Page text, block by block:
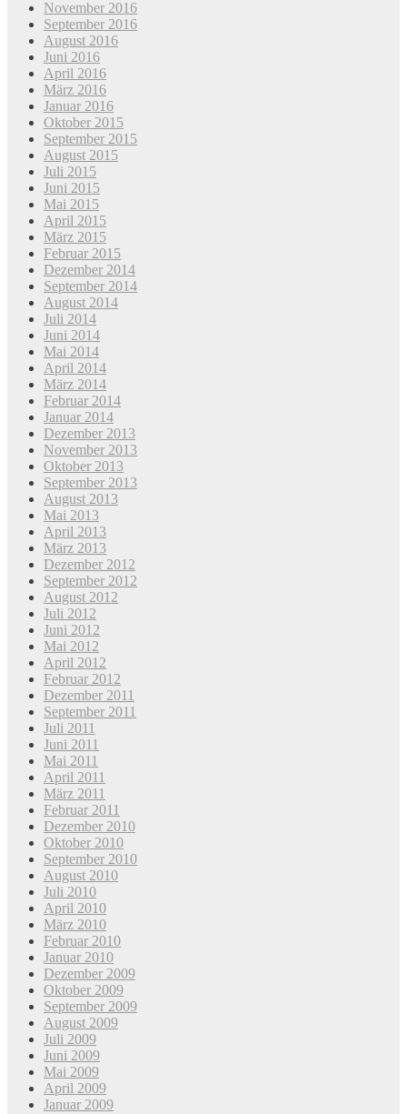
November 2016
September 2016
August 2016
Juni 2016
April 2016
März 2016
Januar 2016
Oktober 2015
September 2015
August 2015
Juli 2015
Juni 2015
Mai 2015
April 2015
März 2015
Februar 2015
Dezember 2014
September 2014
August 2014
Juli 2014
Juni 2014
Mai 2014
April 2014
März 2014
Februar 2014
Januar 2014
Dezember 2013
November 2013
Oktober 2013
September 2013
August 2013
Mai 2013
April 2013
März 2013
Dezember 2012
September 2012
August 2012
Juli 2012
Juni 2012
Mai 2012
April 2012
Februar 2012
Dezember 2011
September 2011
Juli 2011
Juni 2011
Mai 2011
April 2011
März 2011
Februar 2011
Dezember 2010
Oktober 2010
September 2010
August 2010
Juli 2010
April 2010
März 2010
Februar 2010
Januar 2010
Dezember 2009
Oktober 2009
September 2009
August 2009
Juli 2009
Juni 2009
Mai 2009
April 2009
Januar 2009